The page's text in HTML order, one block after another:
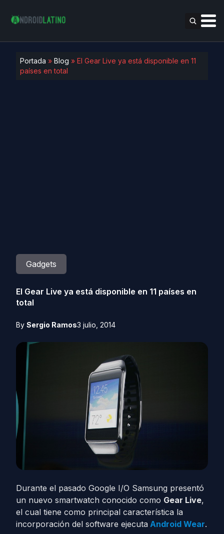
Portada » Blog » El Gear Live ya está disponible en 11
países en total
Gadgets
El Gear Live ya está disponible en 11 países en
total
By Sergio Ramos3 julio, 2014
Durante el pasado Google I/O Samsung presentó
un nuevo smartwatch conocido como Gear Live,
el cual tiene como principal característica la
incorporación del software ejecuta Android Wear.